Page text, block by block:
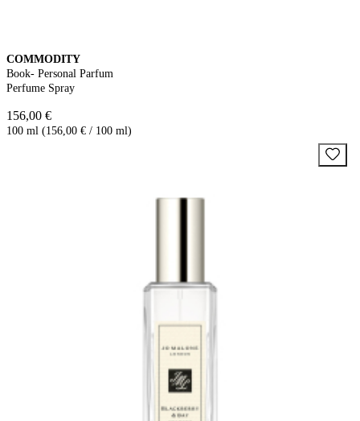
COMMODITY
Book- Personal Parfum
Perfume Spray
156,00 €
100 ml (156,00 € / 100 ml)